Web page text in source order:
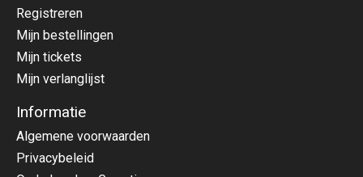
Registreren
Mijn bestellingen
Mijn tickets
Mijn verlanglijst
Informatie
Algemene voorwaarden
Privacybeleid